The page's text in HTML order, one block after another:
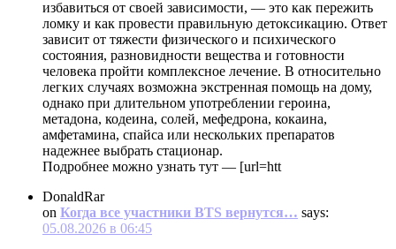
избавиться от своей зависимости, — это как пережить
ломку и как провести правильную детоксикацию. Ответ
зависит от тяжести физического и психического
состояния, разновидности вещества и готовности
человека пройти комплексное лечение. В относительно
легких случаях возможна экстренная помощь на дому,
однако при длительном употреблении героина,
метадона, кодеина, солей, мефедрона, кокаина,
амфетамина, спайса или нескольких препаратов
надежнее выбрать стационар.
Подробнее можно узнать тут — [url=htt
DonaldRar
on Когда все участники BTS вернутся… says:
05.08.2026 в 06:45